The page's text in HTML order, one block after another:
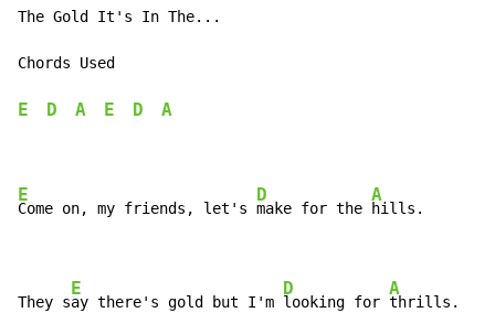
The Gold It's In The...
Chords Used
E D A E D A
E
Come on, my friends, let's
D
make for the
A
hills.
They s
E
ay there's gold but I'm
D
looking for
A
thrills.